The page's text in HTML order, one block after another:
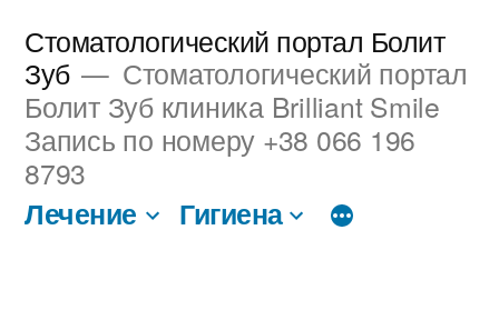
содержимому
Стоматологический портал Болит
Зуб
Стоматологический портал
Болит Зуб клиника Brilliant Smile
Запись по номеру +38 066 196
8793
Лечение Гигиена